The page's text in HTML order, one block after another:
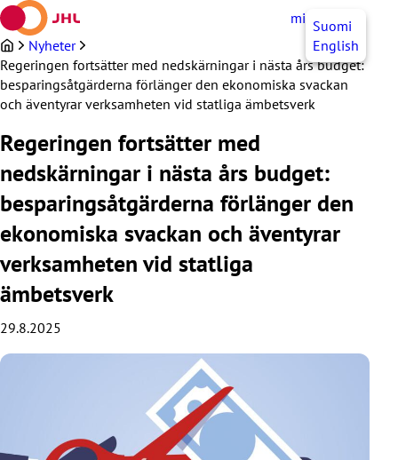
Hoppa
till
innehållet
mittJHL SV
Suomi
English
Nyheter
Regeringen fortsätter med nedskärningar i nästa års budget:
besparingsåtgärderna förlänger den ekonomiska svackan
och äventyrar verksamheten vid statliga ämbetsverk
Regeringen fortsätter med
nedskärningar i nästa års budget:
besparingsåtgärderna förlänger den
ekonomiska svackan och äventyrar
verksamheten vid statliga
ämbetsverk
29.8.2025